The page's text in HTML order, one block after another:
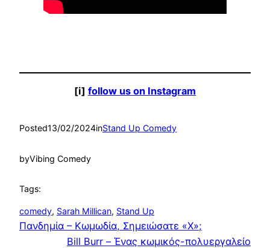
[i] follow us on Instagram
Posted13/02/2024inStand Up Comedy
byVibing Comedy
Tags:
comedy, Sarah Millican, Stand Up
Πανδημία – Κωμωδία, Σημειώσατε «Χ»;
Bill Burr – Ένας κωμικός-πολυεργαλείο